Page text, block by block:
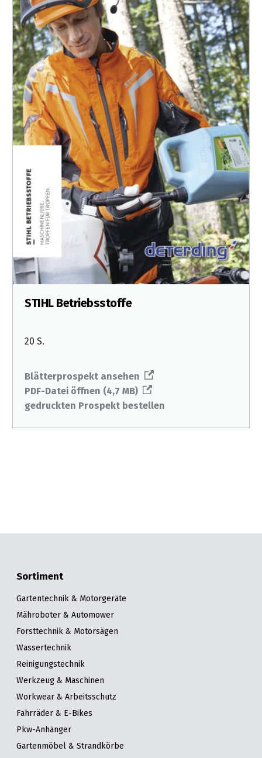
6 S.
PDF-Datei öffnen (1,9 MB)
gedruckten Prospekt bestellen
Sortiment
Gartentechnik & Motorgeräte
Mähroboter & Automower
Forsttechnik & Motorsägen
Wassertechnik
Reinigungstechnik
Werkzeug & Maschinen
Workwear & Arbeitsschutz
Fahrräder & E-Bikes
Pkw-Anhänger
Gartenmöbel & Strandkörbe